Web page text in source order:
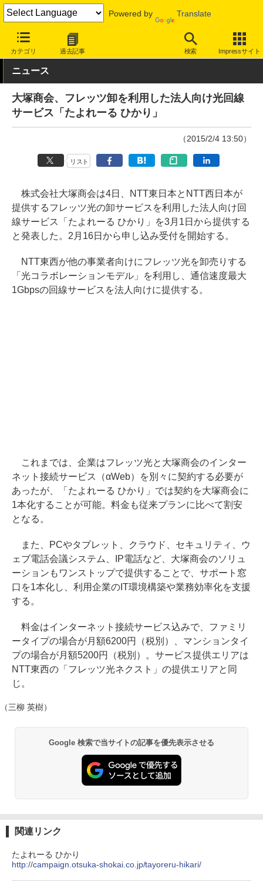
Powered by Translate
カテゴリ 過去記事 検索 Impressサイト
INTERNET Watch サービス/ソフト 固定回線
ニュース
大塚商会、フレッツ卸を利用した法人向け光回線
サービス「たよれーる ひかり」
（2015/2/4 13:50）
リスト
株式会社大塚商会は4日、NTT東日本とNTT西日本が
提供するフレッツ光の卸サービスを利用した法人向け回
線サービス「たよれーる ひかり」を3月1日から提供する
と発表した。2月16日から申し込み受付を開始する。
NTT東西が他の事業者向けにフレッツ光を卸売りする
「光コラボレーションモデル」を利用し、通信速度最大
1Gbpsの回線サービスを法人向けに提供する。
これまでは、企業はフレッツ光と大塚商会のインター
ネット接続サービス（αWeb）を別々に契約する必要が
あったが、「たよれーる ひかり」では契約を大塚商会に
1本化することが可能。料金も従来プランに比べて割安
となる。
また、PCやタブレット、クラウド、セキュリティ、ウ
ェブ電話会議システム、IP電話など、大塚商会のソリュ
ーションもワンストップで提供することで、サポート窓
口を1本化し、利用企業のIT環境構築や業務効率化を支援
する。
料金はインターネット接続サービス込みで、ファミリ
ータイプの場合が月額6200円（税別）、マンションタイ
プの場合が月額5200円（税別）。サービス提供エリアは
NTT東西の「フレッツ光ネクスト」の提供エリアと同
じ。
（三柳 英樹）
Google 検索で当サイトの記事を優先表示させる
関連リンク
たよれーる ひかり
http://campaign.otsuka-shokai.co.jp/tayoreru-hikari/